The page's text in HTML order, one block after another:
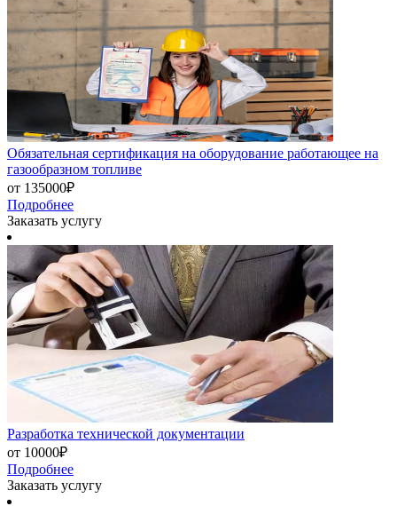
Обязательная сертификация на оборудование работающее на
газообразном топливе
от 135000₽
Подробнее
Заказать услугу
Разработка технической документации
от 10000₽
Подробнее
Заказать услугу